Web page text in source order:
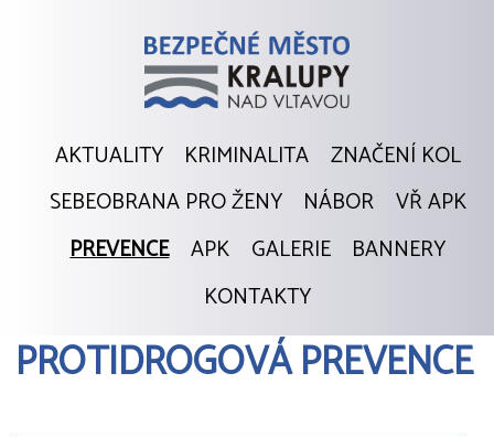
AKTUALITY KRIMINALITA
ZNAČENÍ KOL
SEBEOBRANA PRO ŽENY
NÁBOR
VŘ APK
PREVENCE APK GALERIE
BANNERY
KONTAKTY
PROTIDROGOVÁ PREVENCE